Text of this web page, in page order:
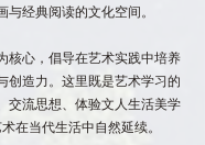
经典阅读的文化空间。
核心，倡导在艺术实践中培养
创造力。这里既是艺术学习的
交流思想、体验文人生活美学
在当代生活中自然延续。